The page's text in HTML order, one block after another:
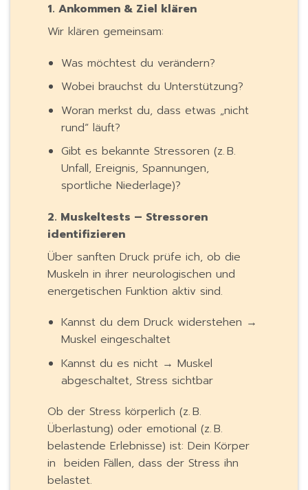
1. Ankommen & Ziel klären
Wir klären gemeinsam:
Was möchtest du verändern?
Wobei brauchst du Unterstützung?
Woran merkst du, dass etwas „nicht
rund“ läuft?
Gibt es bekannte Stressoren (z. B.
Unfall, Ereignis, Spannungen,
sportliche Niederlage)?
2. Muskeltests – Stressoren
identifizieren
Über sanften Druck prüfe ich, ob die
Muskeln in ihrer neurologischen und
energetischen Funktion aktiv sind.
Kannst du dem Druck widerstehen →
Muskel eingeschaltet
Kannst du es nicht → Muskel
abgeschaltet, Stress sichtbar
Ob der Stress körperlich (z. B.
Überlastung) oder emotional (z. B.
belastende Erlebnisse) ist: Dein Körper
in beiden Fällen, dass der Stress ihn
belastet.